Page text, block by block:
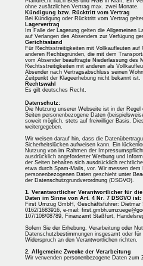
ohne zusätzlichen Vertrag max. zwei Monate.
Kündigung bzw. Rücktritt vom Vertrag
Bei Kündigung oder Rücktritt vom Vertrag
Lagervertrag
Im Falle der Lagerung gelten die Allgemeinen
auf Verlangen des Absenders zur Verfügung
Gerichtsstand
Für Rechtsstreitigkeiten mit Vollkaufleuten auf
anderen Rechtsgründen, die mit dem
vom Absender beauftragte Niederlassung des
Rechtsstreitigkeiten mit anderen als
Absender nach Vertragsabschluss seinen
Zeitpunkt der Klageerhebung nicht bekannt ist.
Rechtswahl
Es gilt deutsches Recht.
Datenschutz:
Die Nutzung unserer Webseite ist in der
Seiten personenbezogene Daten
soweit möglich, stets auf freiwilliger Basis.
weitergegeben.
Wir weisen darauf hin, dass die
Sicherheitslücken aufweisen kann. Ein
Nutzung von im Rahmen der
ausdrücklich angeforderter Werbung und
der Seiten behalten sich ausdrücklich
etwa durch Spam-Mails, vor. Wir messen dem
personenbezogenen Daten geschieht unter
der Datenschutzgrundverordnung (DSGVO).
1. Verantwortlicher Verantwortlicher für
Daten im Sinne von Art. 4 Nr. 7 DSGVO ist:
First Umzug GmbH, Geschäftsführer:
0162/1683916, e-mail:
107/108/08789, Finanzamt Staßfurt,
Sofern Sie der Erhebung, Verarbeitung oder
Datenschutzbestimmungen insgesamt oder
Widerspruch an den Verantwortlichen richten.
2. Allgemeine Zwecke der Verarbeitung
Wir verwenden personenbezogene Daten